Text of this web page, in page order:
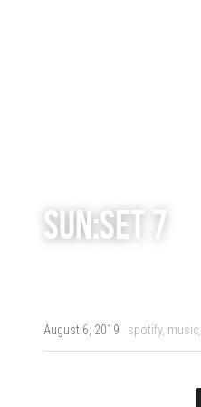
SUN:SET 7
August 6, 2019 · spotify, music,